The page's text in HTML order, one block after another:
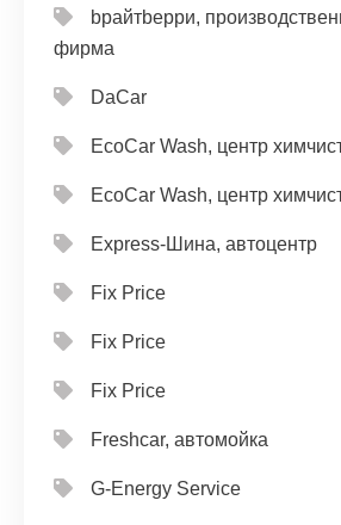
bрайтbерри,
фирма
DaCar
EcoCar Wash, центр
EcoCar Wash, центр
Express-Шина, автоцентр
Fix Price
Fix Price
Fix Price
Freshcar, автомойка
G-Energy Service